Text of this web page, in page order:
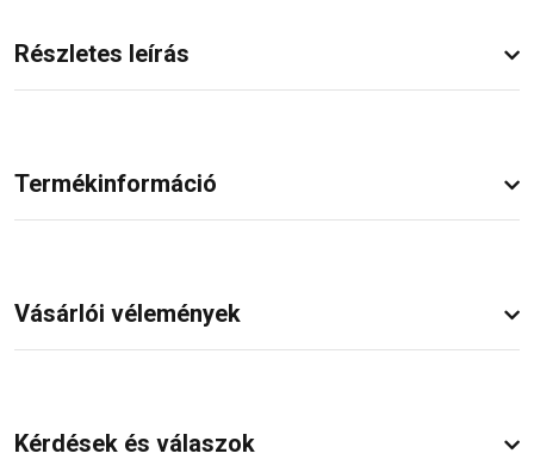
Részletes leírás
Termékinformáció
Vásárlói vélemények
Kérdések és válaszok